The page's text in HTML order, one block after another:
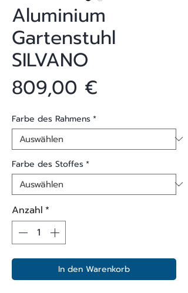
Aluminium
Gartenstuhl
SILVANO
809,00 €
Farbe des Rahmens*
Farbe des Stoffes*
Anzahl *
In den Warenkorb